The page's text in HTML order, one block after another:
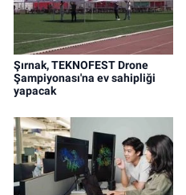
Şırnak, TEKNOFEST Drone
Şampiyonası'na ev sahipliği
yapacak